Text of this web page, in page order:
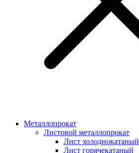
Металлопрокат
Листовой металлопрокат
Лист холоднокатаный
Лист горячекатаный